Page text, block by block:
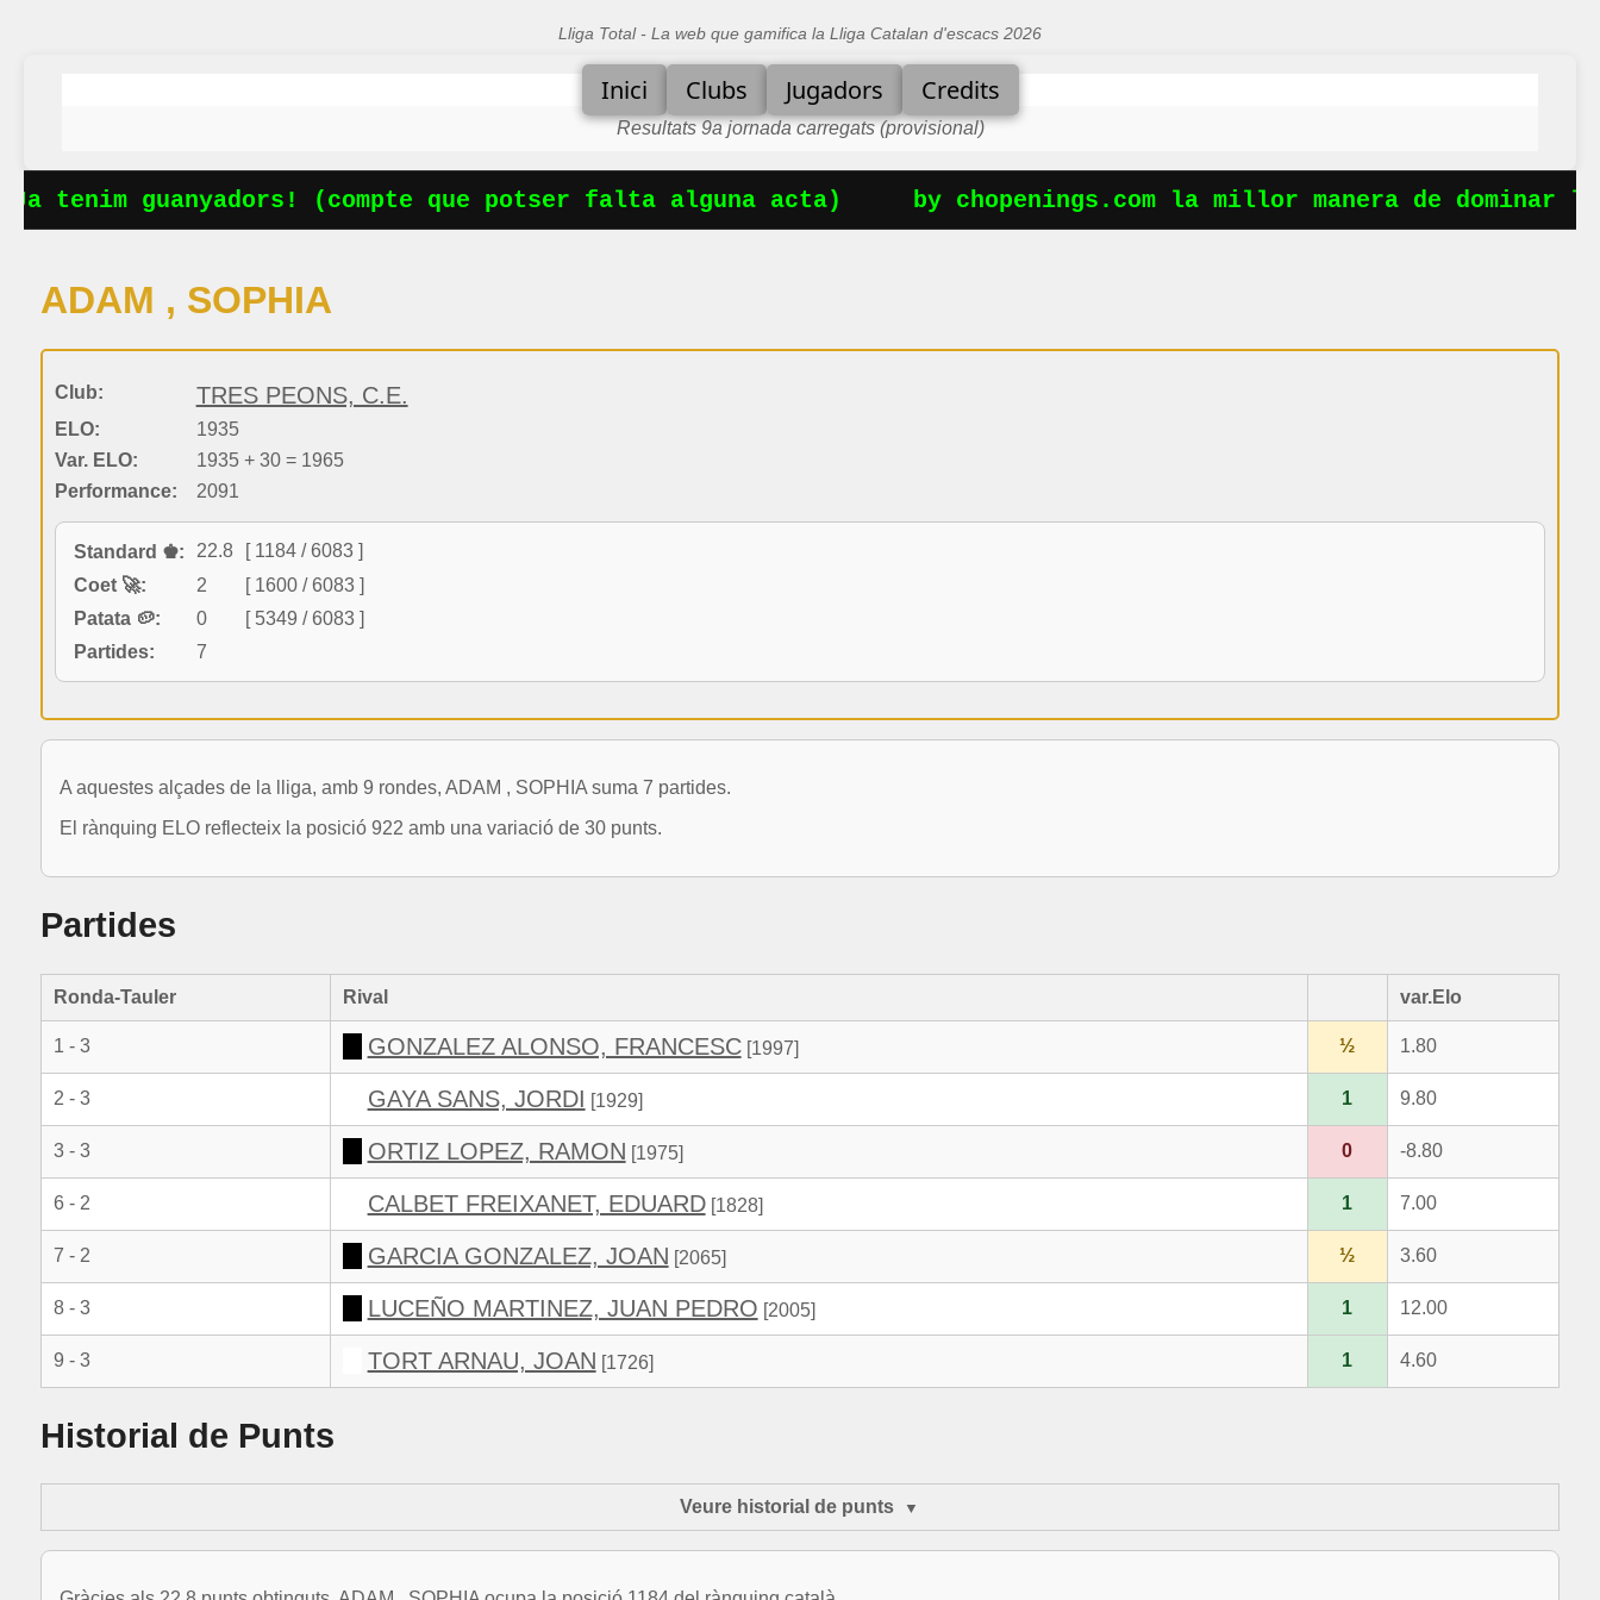
Lliga Total - La web que gamifica la Lliga Catalan d'escacs 2026
Inici Clubs Jugadors Credits
Resultats 9a jornada carregats (provisional)
tenim guanyadors! (compte que potser falta alguna acta) by chopenings.com la millor manera de dominar
ADAM , SOPHIA
Club: TRES PEONS, C.E.
ELO:
1935
Var. ELO:
1935 + 30 = 1965
Performance:
2091
Standard ♚: 22.8
[ 1184 / 6083 ]
Coet 🚀:
2
[ 1600 / 6083 ]
Patata 🥔:
0
[ 5349 / 6083 ]
Partides:
7
A aquestes alçades de la lliga, amb 9 rondes, ADAM , SOPHIA suma 7 partides.
El rànquing ELO reflecteix la posició 922 amb una variació de 30 punts.
Partides
Ronda-Tauler Rival var.Elo
1 - 3 GONZALEZ ALONSO, FRANCESC[1997] ½ 1.80
2 - 3 GAYA SANS, JORDI [1929] 1 9.80
3 - 3 ORTIZ LOPEZ, RAMON [1975] 0 -8.80
6 - 2 CALBET FREIXANET, EDUARD[1828] 1 7.00
7 - 2 GARCIA GONZALEZ, JOAN [2065] ½ 3.60
8 - 3 LUCEÑO MARTINEZ, JUAN PEDRO [2005] 1 12.00
9 - 3 TORT ARNAU, JOAN [1726] 1 4.60
Historial de Punts
Veure historial de punts